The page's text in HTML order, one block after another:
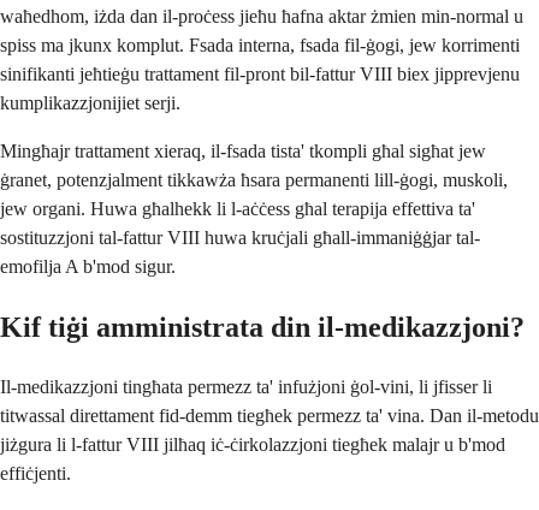
waħedhom, iżda dan il-proċess jieħu ħafna aktar żmien min-normal u
spiss ma jkunx komplut. Fsada interna, fsada fil-ġogi, jew korrimenti
sinifikanti jeħtieġu trattament fil-pront bil-fattur VIII biex jipprevjenu
kumplikazzjonijiet serji.
Mingħajr trattament xieraq, il-fsada tista' tkompli għal sigħat jew
ġranet, potenzjalment tikkawża ħsara permanenti lill-ġogi, muskoli,
jew organi. Huwa għalhekk li l-aċċess għal terapija effettiva ta'
sostituzzjoni tal-fattur VIII huwa kruċjali għall-immaniġġjar tal-
emofilja A b'mod sigur.
Kif tiġi amministrata din il-medikazzjoni?
Il-medikazzjoni tingħata permezz ta' infużjoni ġol-vini, li jfisser li
titwassal direttament fid-demm tiegħek permezz ta' vina. Dan il-metodu
jiżgura li l-fattur VIII jilħaq iċ-ċirkolazzjoni tiegħek malajr u b'mod
effiċjenti.